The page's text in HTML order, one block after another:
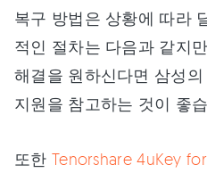
복구 방법은 상황에 따라
적인 절차는 다음과 같지
해결을 원하신다면 삼성
지원을 참고하는 것이 좋
또한 Tenorshare 4uKey